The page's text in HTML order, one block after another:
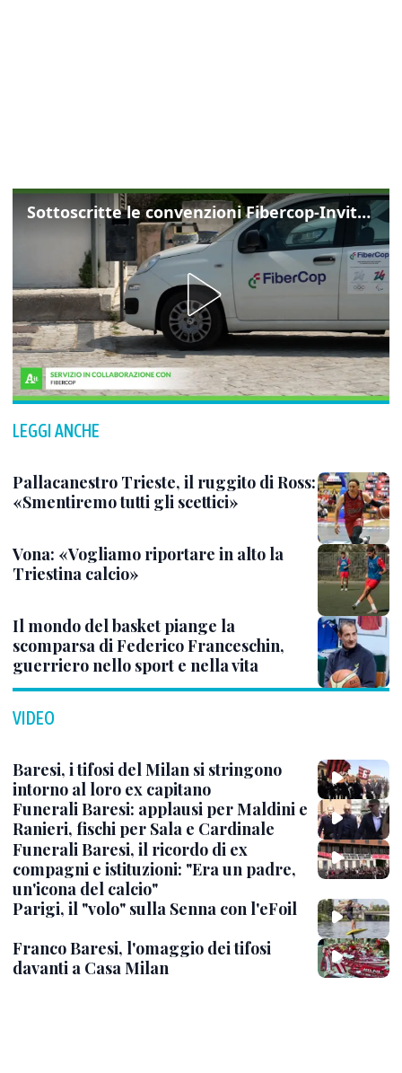
Sottoscritte le convenzioni Fibercop-Invitalia, fibra ottica per 477 mila civici
LEGGI ANCHE
Pallacanestro Trieste, il ruggito di Ross:
«Smentiremo tutti gli scettici»
Vona: «Vogliamo riportare in alto la
Triestina calcio»
Il mondo del basket piange la
scomparsa di Federico Franceschin,
guerriero nello sport e nella vita
VIDEO
Baresi, i tifosi del Milan si stringono
intorno al loro ex capitano
Funerali Baresi: applausi per Maldini e
Ranieri, fischi per Sala e Cardinale
Funerali Baresi, il ricordo di ex
compagni e istituzioni: "Era un padre,
un'icona del calcio"
Parigi, il "volo" sulla Senna con l'eFoil
Franco Baresi, l'omaggio dei tifosi
davanti a Casa Milan